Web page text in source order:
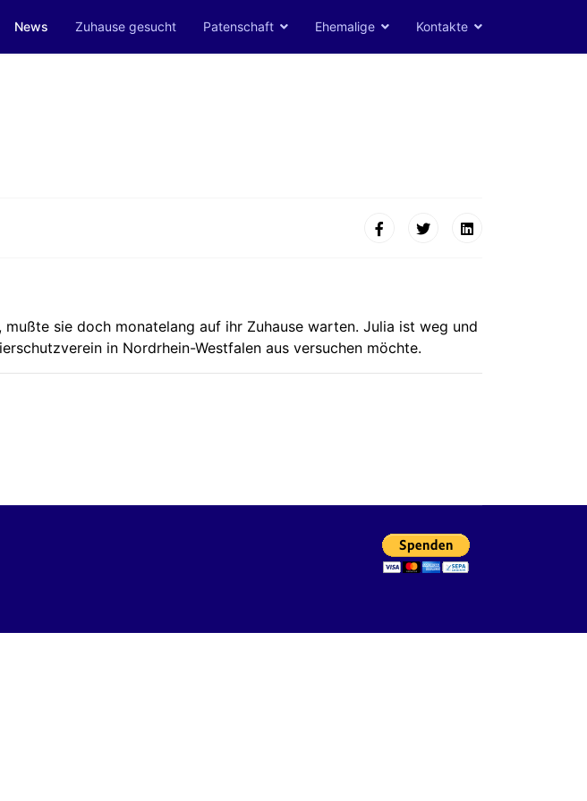
News Zuhause gesucht Patenschaft Ehemalige Kontakte
sie doch monatelang auf ihr Zuhause warten. Julia ist weg und
in Nordrhein-Westfalen aus versuchen möchte.